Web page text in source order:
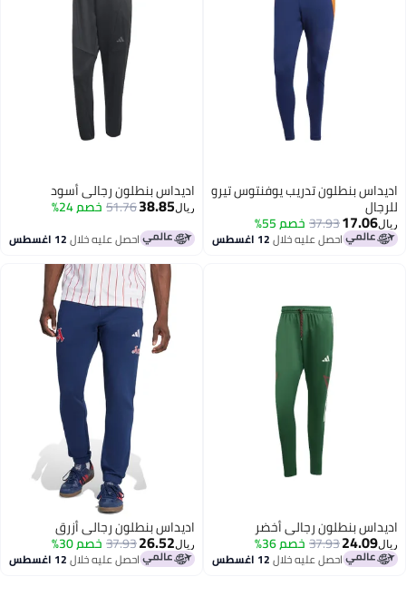
بنطلون تدريب يوفنتوس تيرو
17.06
37.93خصم 55%
احصل عليه خلال12 اغسطس
اديداس بنطلون رجالي أسود
38.85
51.76خصم 24%
احصل عليه خلال12 اغسطس
بنطلون رجالي أخضر
24.09
37.93خصم 36%
احصل عليه خلال12 اغسطس
اديداس بنطلون رجالي أزرق
26.52
37.93خصم 30%
احصل عليه خلال12 اغسطس